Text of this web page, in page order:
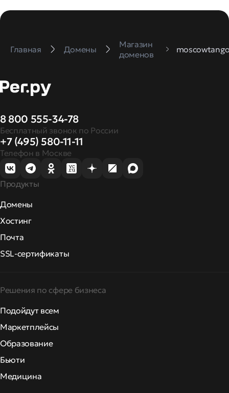
Главная Домены
Магазин
доменов
8 800 555-34-78
Бесплатный звонок по России
+7 (495) 580-11-11
Телефон в Москве
Продукты
Домены
Хостинг
Почта
SSL-сертификаты
Решения по сфере бизнеса
Подойдут всем
Маркетплейсы
Образование
Бьюти
Медицина